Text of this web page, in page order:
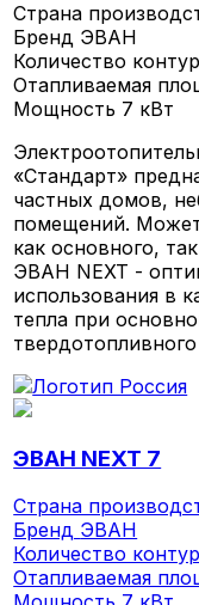
Страна
Бренд ЭВАН
Количество
Отапливаемая
Мощность 7 кВт
«Стандарт»
частных домов,
помещений. Может
как основного,
ЭВАН NEXT -
использования в
тепла при
ЭВАН NEXT 7
Страна
Бренд ЭВАН
Количество
Отапливаемая